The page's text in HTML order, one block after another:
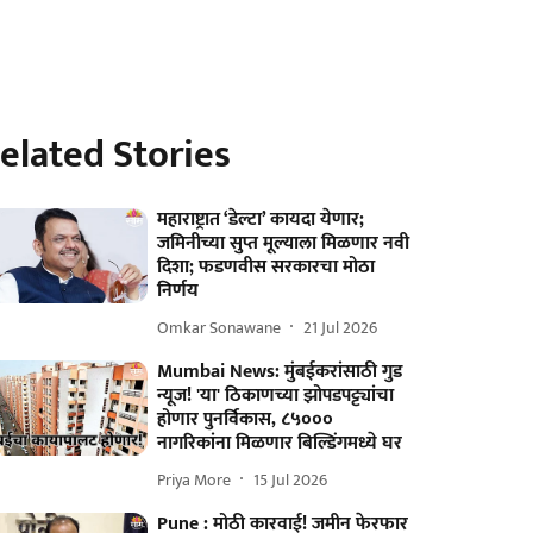
Stories
महाराष्ट्रात ‘डेल्टा’ कायदा येणार;
जमिनीच्या सुप्त मूल्याला मिळणार नवी
दिशा; फडणवीस सरकारचा मोठा
निर्णय
Omkar Sonawane 21 Jul 2026
Mumbai News: मुंबईकरांसाठी गुड
न्यूज! 'या' ठिकाणच्या झोपडपट्ट्यांचा
होणार पुनर्विकास, ८५०००
नागरिकांना मिळणार बिल्डिंगमध्ये घर
Priya More 15 Jul 2026
Pune : मोठी कारवाई! जमीन फेरफार